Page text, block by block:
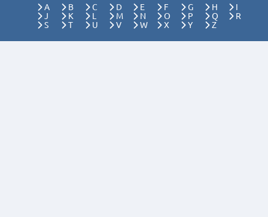
A B C D E F G H
I
J
K L M N O P Q
R
S
T U V W X Y Z